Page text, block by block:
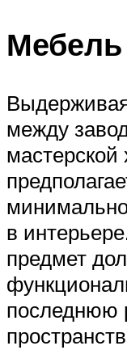
между
в
предмет
последнюю